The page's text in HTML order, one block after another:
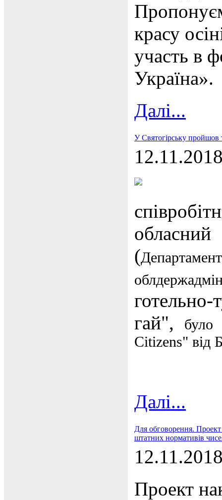
красу
участь в
Україна».
Далі...
У Святогірську пройшов
(
готельно-
гай",
було
Citizens" від
Далі...
Для обговорення.
штатних нормативів
Проект